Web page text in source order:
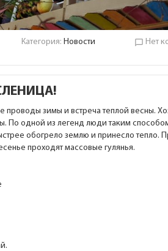
Категория:Новости chat_bubble_outline Нет
проводы зимы и встреча теплой весны.
По одной из легенд люди таким
обогрело землю и принесло тепло.
проходят массовые гулянья.